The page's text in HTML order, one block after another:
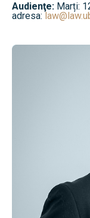
Audienţe: Marți:
adresa: